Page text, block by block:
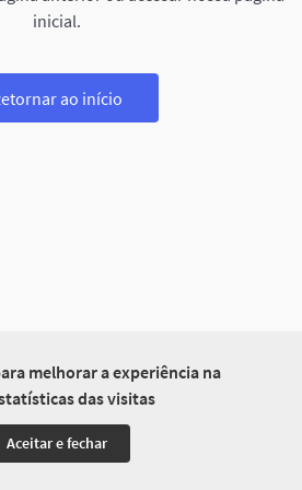
melhorar a experiência na
das visitas
Aceitar e fechar
inicial.
ao início